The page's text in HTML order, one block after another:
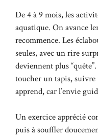
De 4 à 9 mois, les
aquatique. On avance
recommence. Les
seules, avec un rire
deviennent plus
toucher un tapis, suivre
apprend, car l’envie
Un exercice apprécié
puis à souffler